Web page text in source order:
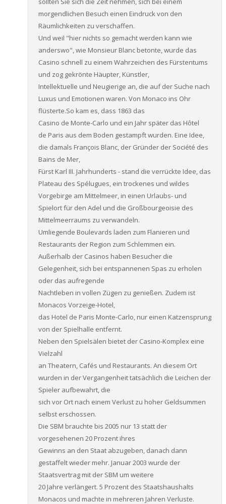
morgendlichen Besuch einen Eindruck von den
Räumlichkeiten zu verschaffen.
Und weil "hier nichts so gemacht werden kann wie
anderswo", wie Monsieur Blanc betonte, wurde das
Casino schnell zu einem Wahrzeichen des Fürstentums
und zog gekrönte Häupter, Künstler,
Intellektuelle und Neugierige an, die auf der Suche nach
Luxus und Emotionen waren. Von Monaco ins Ohr
flüsterte.So kam es, dass 1863 das
Casino de Monte-Carlo und ein Jahr später das Hôtel
de Paris aus dem Boden gestampft wurden. Eine Idee,
die damals François Blanc, der Gründer der Société des
Bains de Mer,
Fürst Karl III. Jahrhunderts - stand die verrückte Idee, das
Plateau des Spélugues, ein trockenes und wildes
Vorgebirge am Mittelmeer, in einen Urlaubs- und
Spielort für den Adel und die Großbourgeoisie des
Mittelmeerraums zu verwandeln.
Umliegende Boulevards laden zum Flanieren und
Restaurants der Region zum Schlemmen ein.
Außerhalb der Casinos haben Besucher die
Gelegenheit, sich bei entspannenen Spas zu erholen
oder das aufregende
Nachtleben in vollen Zügen zu genießen. Zudem ist
Monacos Vorzeige-Hotel,
das Hotel de Paris Monte-Carlo, nur einen Katzensprung
von der Spielhalle entfernt.
Neben den Spielsälen bietet der Casino-Komplex eine
Vielzahl
an Theatern, Cafés und Restaurants. An diesem Ort
wurden in der Vergangenheit tatsächlich die Leichen der
Spieler aufbewahrt, die
sich vor Ort nach einem Verlust zu hoher Geldsummen
selbst erschossen.
Die SBM brauchte bis 2005 nur 13 statt der
vorgesehenen 20 Prozent ihres
Gewinns an den Staat abzugeben, danach dann
gestaffelt wieder mehr. Januar 2003 wurde der
Staatsvertrag mit der SBM um weitere
20 Jahre verlängert. 5 Prozent des Staatshaushalts
Monacos und machte in mehreren Jahren Verluste.